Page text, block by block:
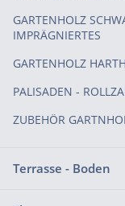
GARTENHOLZ
IMPRÄGNIERTES
GARTENHOLZ
PALISADEN -
ZUBEHÖR
Terrasse - Boden